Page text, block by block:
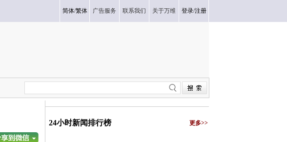
简体/繁体 广告服务 联系我们 关于万维 登录/注册
24小时新闻排行榜 更多>>